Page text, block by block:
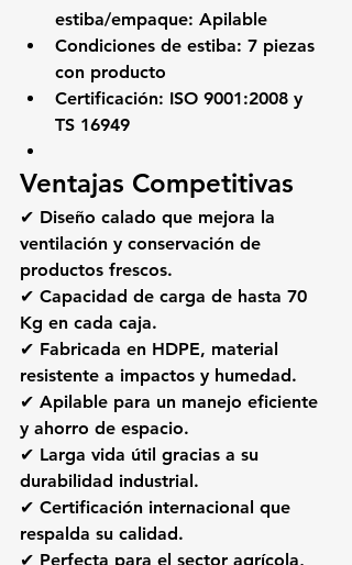
estiba/empaque: Apilable
Condiciones de estiba: 7 piezas
con producto
Certificación: ISO 9001:2008 y
TS 16949
Ventajas Competitivas
✔ Diseño calado que mejora la
ventilación y conservación de
productos frescos.
✔ Capacidad de carga de hasta 70
Kg en cada caja.
✔ Fabricada en HDPE, material
resistente a impactos y humedad.
✔ Apilable para un manejo eficiente
y ahorro de espacio.
✔ Larga vida útil gracias a su
durabilidad industrial.
✔ Certificación internacional que
respalda su calidad.
✔ Perfecta para el sector agrícola,